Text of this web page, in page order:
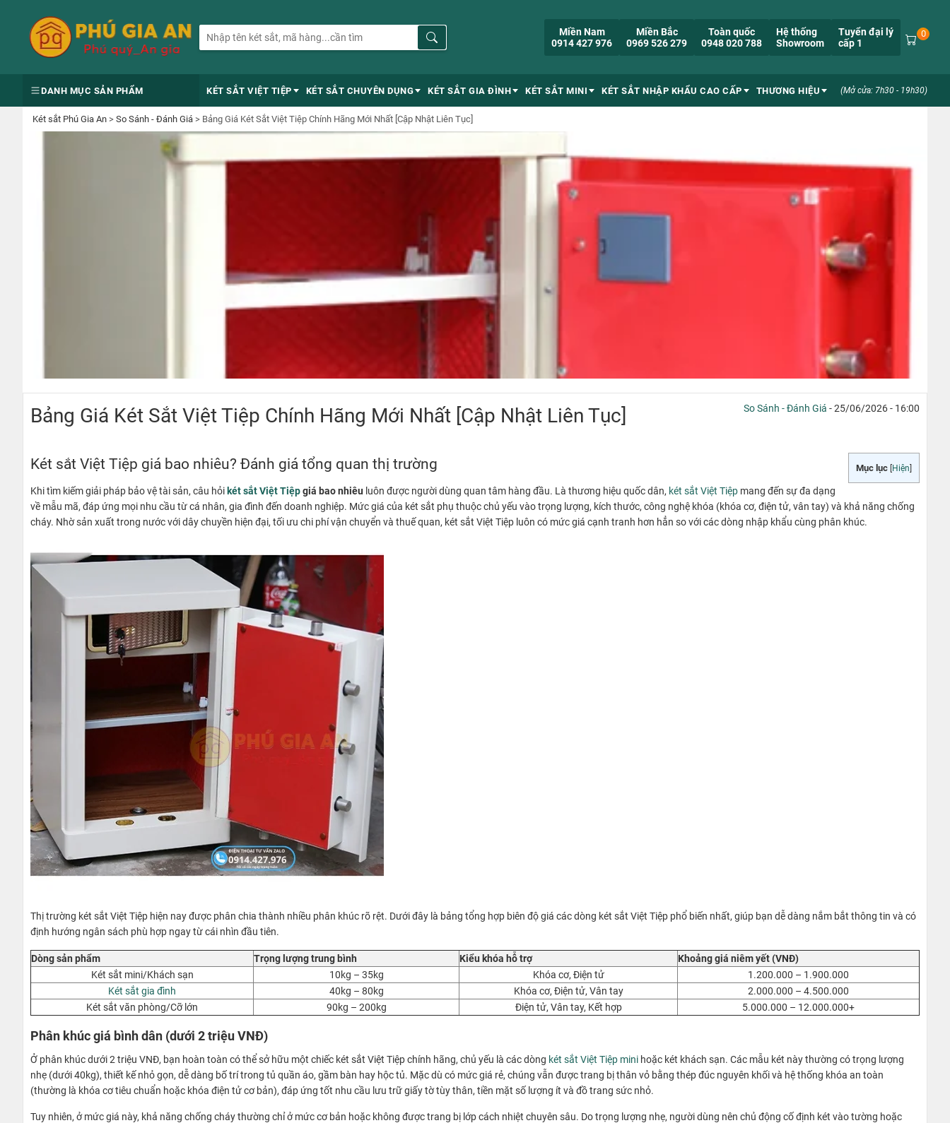
Miền Nam
0914 427 976
Miền Bắc
0969 526 279
Toàn quốc
0948 020 788
Hệ thống
Showroom
Tuyển đại lý
cấp 1
0
DANH MỤC SẢN PHẨM KÉT SẮT VIỆT TIỆP KÉT SẮT CHUYÊN DỤNG KÉT SẮT GIA ĐÌNH KÉT SẮT MINI KÉT SẮT NHẬP KHẨU CAO CẤP THƯƠNG HIỆU (Mở cửa: 7h30 - 19h30)
Két sắt Phú Gia An > So Sánh - Đánh Giá > Bảng Giá Két Sắt Việt Tiệp Chính Hãng Mới Nhất [Cập Nhật Liên Tục]
Bảng Giá Két Sắt Việt Tiệp Chính Hãng Mới Nhất [Cập Nhật Liên Tục] So Sánh - Đánh Giá - 25/06/2026 - 16:00
Mục lục Hiện
Két sắt Việt Tiệp giá bao nhiêu? Đánh giá tổng quan thị trường
Khi tìm kiếm giải pháp bảo vệ tài sản, câu hỏi két sắt Việt Tiệpgiá bao nhiêu luôn được người dùng quan tâm hàng đầu. Là thương hiệu quốc dân, két sắt Việt Tiệp mang đến sự đa dạng
về mẫu mã, đáp ứng mọi nhu cầu từ cá nhân, gia đình đến doanh nghiệp. Mức giá của két sắt phụ thuộc chủ yếu vào trọng lượng, kích thước, công nghệ khóa (khóa cơ, điện tử, vân tay) và khả năng chống
cháy. Nhờ sản xuất trong nước với dây chuyền hiện đại, tối ưu chi phí vận chuyển và thuế quan, két sắt Việt Tiệp luôn có mức giá cạnh tranh hơn hẳn so với các dòng nhập khẩu cùng phân khúc.
Thị trường két sắt Việt Tiệp hiện nay được phân chia thành nhiều phân khúc rõ rệt. Dưới đây là bảng tổng hợp biên độ giá các dòng két sắt Việt Tiệp phổ biến nhất, giúp bạn dễ dàng nắm bắt thông tin và có
định hướng ngân sách phù hợp ngay từ cái nhìn đầu tiên.
Dòng sản phẩm Trọng lượng trung bình Kiểu khóa hỗ trợ
Khoảng giá niêm yết (VNĐ)
Két sắt mini/Khách sạn
10kg – 35kg Khóa cơ, Điện tử
1.200.000 – 1.900.000
Két sắt gia đình
40kg – 80kg Khóa cơ, Điện tử, Vân tay
2.000.000 – 4.500.000
Két sắt văn phòng/Cỡ lớn
90kg – 200kg Điện tử, Vân tay, Kết hợp 5.000.000 – 12.000.000+
Phân khúc giá bình dân (dưới 2 triệu VNĐ)
Ở phân khúc dưới 2 triệu VNĐ, bạn hoàn toàn có thể sở hữu một chiếc két sắt Việt Tiệp chính hãng, chủ yếu là các dòng két sắt Việt Tiệp mini hoặc két khách sạn. Các mẫu két này thường có trọng lượng
nhẹ (dưới 40kg), thiết kế nhỏ gọn, dễ dàng bố trí trong tủ quần áo, gầm bàn hay hộc tủ. Mặc dù có mức giá rẻ, chúng vẫn được trang bị thân vỏ bằng thép đúc nguyên khối và hệ thống khóa an toàn
(thường là khóa cơ tiêu chuẩn hoặc khóa điện tử cơ bản), đáp ứng tốt nhu cầu lưu trữ giấy tờ tùy thân, tiền mặt số lượng ít và đồ trang sức nhỏ.
Tuy nhiên, ở mức giá này, khả năng chống cháy thường chỉ ở mức cơ bản hoặc không được trang bị lớp cách nhiệt chuyên sâu. Do trọng lượng nhẹ, người dùng nên chủ động cố định két vào tường hoặc